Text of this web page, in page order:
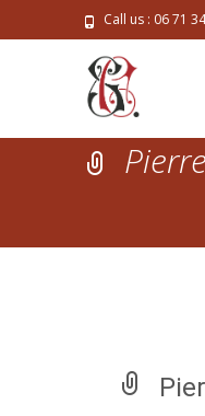
Call us : 06 71